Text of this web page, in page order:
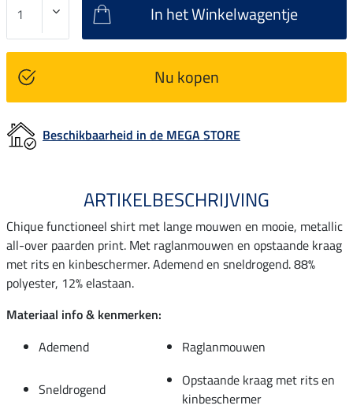
In het Winkelwagentje
Nu kopen
Beschikbaarheid in de MEGA STORE
ARTIKELBESCHRIJVING
Chique functioneel shirt met lange mouwen en mooie, metallic
all-over paarden print. Met raglanmouwen en opstaande kraag
met rits en kinbeschermer. Ademend en sneldrogend. 88%
polyester, 12% elastaan.
Materiaal info & kenmerken:
Ademend
Raglanmouwen
Sneldrogend
Opstaande kraag met rits en
kinbeschermer